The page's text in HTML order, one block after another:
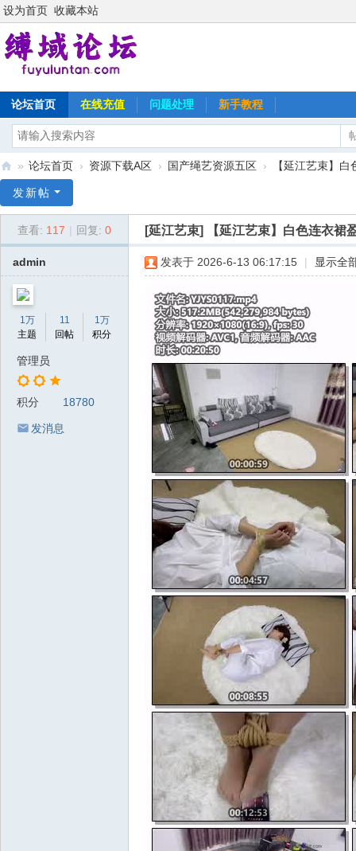
设为首页 收藏本站
论坛首页 在线充值 问题处理 新手教程
域
» 论坛首页 › 资源下载A区 › 国产绳艺资源五区 › 【延江艺束】
发新帖
查看: 117 回复: 0 [延江艺束] 【延江艺束】白色连衣
admin
1万
主题
11
回帖
1万
积分
管理员
积分 18780
发消息
发表于 2026-6-13 06:17:15 显示全